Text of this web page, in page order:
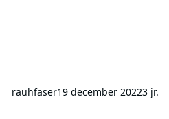
rauhfaser19 december 20223 jr.